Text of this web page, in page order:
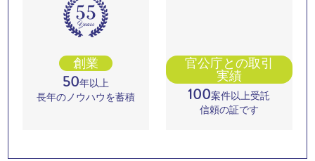
創業
50年以上
長年のノウハウを蓄積
官公庁との取引
実績
100案件以上受託
信頼の証です